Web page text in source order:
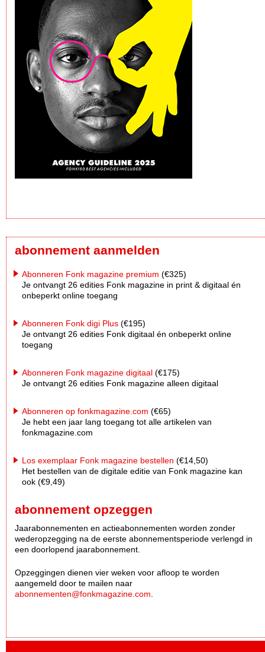
abonnement aanmelden
Abonneren Fonk magazine premium (€325)
Je ontvangt 26 edities Fonk magazine in print & digitaal én
onbeperkt online toegang
Abonneren Fonk digi Plus (€195)
Je ontvangt 26 edities Fonk digitaal én onbeperkt online
toegang
Abonneren Fonk magazine digitaal (€175)
Je ontvangt 26 edities Fonk magazine alleen digitaal
Abonneren op fonkmagazine.com (€65)
Je hebt een jaar lang toegang tot alle artikelen van
fonkmagazine.com
Los exemplaar Fonk magazine bestellen (€14,50)
Het bestellen van de digitale editie van Fonk magazine kan
ook (€9,49)
abonnement opzeggen
Jaarabonnementen en actieabonnementen worden zonder
wederopzegging na de eerste abonnementsperiode verlengd in
een doorlopend jaarabonnement.
Opzeggingen dienen vier weken voor afloop te worden
aangemeld door te mailen naar
abonnementen@fonkmagazine.com.